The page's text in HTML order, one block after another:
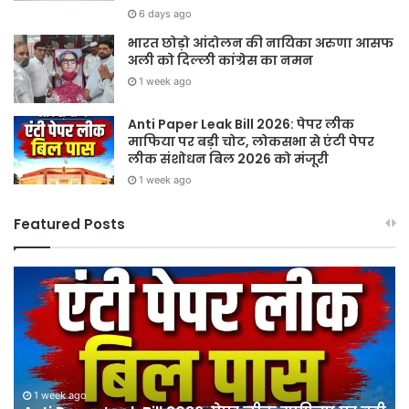
6 days ago
भारत छोड़ो आंदोलन की नायिका अरुणा आसफ
अली को दिल्ली कांग्रेस का नमन
1 week ago
Anti Paper Leak Bill 2026: पेपर लीक
माफिया पर बड़ी चोट, लोकसभा से एंटी पेपर
लीक संशोधन बिल 2026 को मंजूरी
1 week ago
Featured Posts
Sawan
2026:
गुरु
पूर्णिमा
श्रावण
मास
हर